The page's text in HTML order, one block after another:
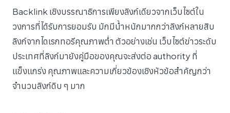
Backlink เชิงบรรณาธิการเพียงลิงก์เดียวจากเว็บไซต์ใน
วงการที่ได้รับการยอมรับ มักมีน้ำหนักมากกว่าลิงก์หลายสิบ
ลิงก์จากไดเรกทอรีคุณภาพต่ำ ตัวอย่างเช่น เว็บไซต์ข่าวระดับ
ประเทศที่ลิงก์มายังคู่มือของคุณจะส่งต่อ authority ที่
แข็งแกร่ง คุณภาพและความเกี่ยวข้องเชิงหัวข้อสำคัญกว่า
จำนวนลิงก์ดิบ ๆ มาก